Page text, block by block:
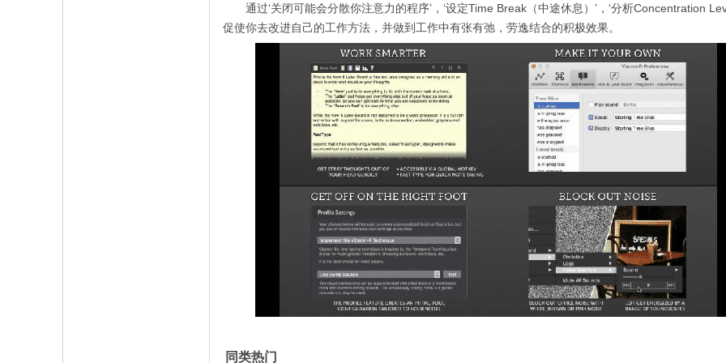
通过‘关闭可能会分散你注意力的程序’，‘设定Time Break（中途休息）’，‘分析Concentration
促使你去改进自己的工作方法，并做到工作中有张有弛，劳逸结合的积极效果。
同类热门